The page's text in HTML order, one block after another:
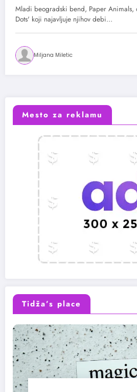
Mladi beogradski bend, Paper Animals,
Dots' koji najavljuje njihov debi…
Miljana Miletic
Mesto za reklamu
Tidža’s place